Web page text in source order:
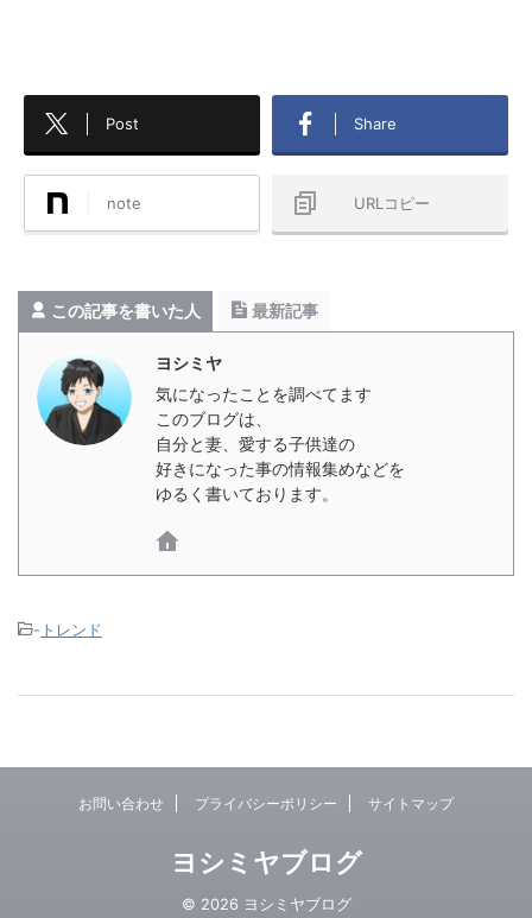
この記事を書いた人 最新記事
ヨシミヤ
気になったことを調べてます
このブログは、
自分と妻、愛する子供達の
好きになった事の情報集めなどを
ヨシミヤブログ